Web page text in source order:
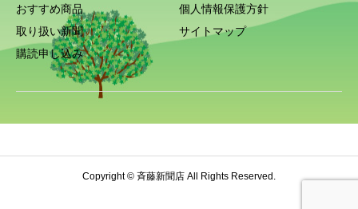
おすすめ商品
取り扱い新聞
購読申し込み
個人情報保護方針
サイトマップ
Copyright © 斉藤新聞店 All Rights Reserved.